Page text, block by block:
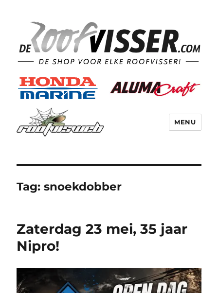
MENU
Tag:snoekdobber
Zaterdag 23 mei, 35 jaar
Nipro!